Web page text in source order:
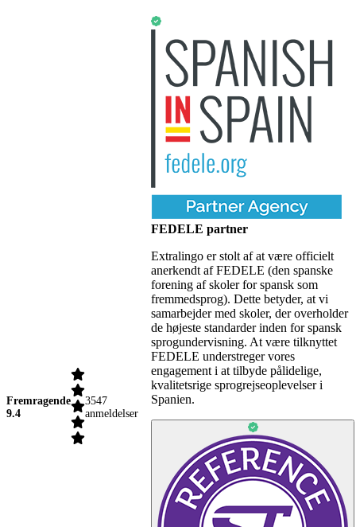
Fremragende
9.4
3547
anmeldelser
FEDELE partner
Extralingo er stolt af at være officielt
anerkendt af FEDELE (den spanske
forening af skoler for spansk som
fremmedsprog). Dette betyder, at vi
samarbejder med skoler, der overholder
de højeste standarder inden for spansk
sprogundervisning. At være tilknyttet
FEDELE understreger vores
engagement i at tilbyde pålidelige,
kvalitetsrige sprogrejseoplevelser i
Spanien.